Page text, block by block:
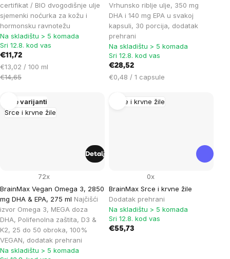
certifikat / BIO dvogodišnje ulje
sjemenki noćurka za kožu i
hormonsku ravnotežu
Na skladištu > 5 komada
Sri 12.8. kod vas
€11,72
Cijena
mjere:
€13,02 / 100 ml
€14,65
Vrhunsko riblje ulje, 350 mg
DHA i 140 mg EPA u svakoj
kapsuli, 30 porcija, dodatak
prehrani
Na skladištu > 5 komada
Sri 12.8. kod vas
€28,52
Cijena
€0,48 / 1 capsule
Srce i krvne žile
Više varijanti
BrainMax Vegan Omega 3, 2850
mg DHA & EPA, 275 ml Najčišći
izvor Omega 3, MEGA doza
DHA, Polifenolna zaštita, D3 &
K2, 25 do 50 obroka, 100%
VEGAN, dodatak prehrani
72x
Na skladištu > 5 komada
Detalj
Srce i krvne žile
BrainMax Srce i krvne žile
Dodatak prehrani
0x
Na skladištu > 5 komada
Sri 12.8. kod vas
€55,73